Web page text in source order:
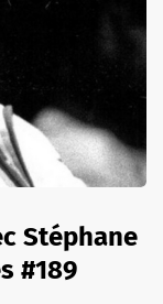
Stéphane
#189